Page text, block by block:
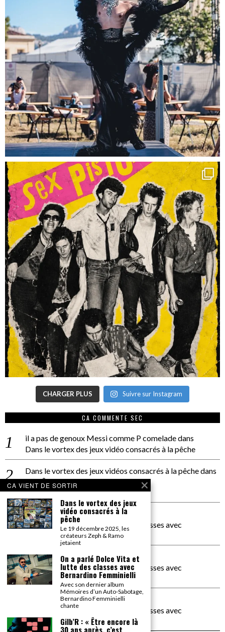
CHARGER PLUS Suivre sur Instagram
CA COMMENTE SEC
il a pas de genoux Messi comme P comeladedans
Dans le vortex des jeux vidéo consacrés à la pêche
Dans le vortex des jeux vidéos consacrés à la pêchedans
PACÔME THIELLEMENT
La séance d’Hip Gnose
La Patrie
dans
On a parlé Dolce Vita et lutte des classes avec
Bernardino Femminielli
carte noire negra à l'o tiededans
On a parlé Dolce Vita et lutte des classes avec
Bernardino Femminielli
moise et son mascarédans
On a parlé Dolce Vita et lutte des classes avec
Bernardino Femminielli
CA VIENT DE SORTIR
Dans le vortex des jeux
vidéo consacrés à la
pêche
Le 19 décembre 2025, les
créateurs Zeph & Ramo
jetaient
On a parlé Dolce Vita et
lutte des classes avec
Bernardino Femminielli
Avec son dernier album
Mémoires d’un Auto-Sabotage,
Bernardino Femminielli
chante
Gilb’R : « Être encore là
30 ans après, c’est